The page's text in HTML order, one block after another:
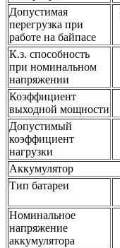
Допустимая
перегрузка при
работе на байпасе
К.з. способность
при номинальном
напряжении
Коэффициент
выходной мощности
Допустимый
коэффициент
нагрузки
Аккумулятор
Тип батареи
Номинальное
напряжение
аккумулятора